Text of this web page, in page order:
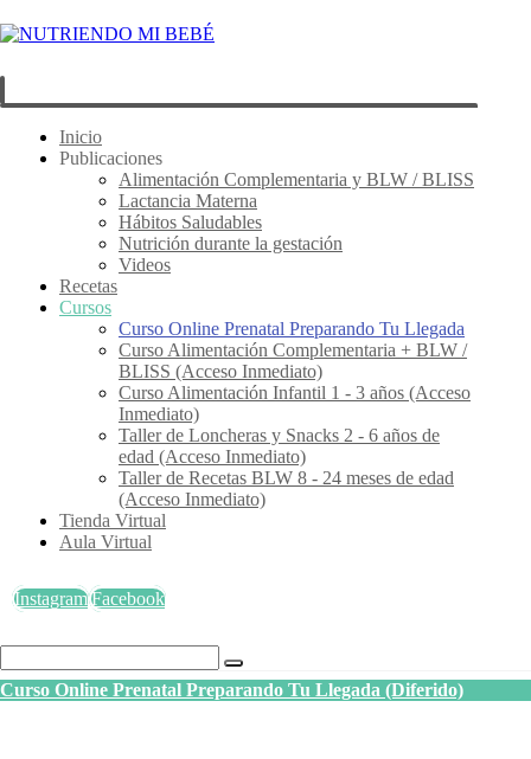
Inicio
Publicaciones
Alimentación Complementaria y BLW / BLISS
Lactancia Materna
Hábitos Saludables
Nutrición durante la gestación
Videos
Recetas
Cursos
Curso Online Prenatal Preparando Tu Llegada
Curso Alimentación Complementaria + BLW /
BLISS (Acceso Inmediato)
Curso Alimentación Infantil 1 - 3 años (Acceso
Inmediato)
Taller de Loncheras y Snacks 2 - 6 años de
edad (Acceso Inmediato)
Taller de Recetas BLW 8 - 24 meses de edad
(Acceso Inmediato)
Tienda Virtual
Aula Virtual
InstagramFacebook
Curso Online Prenatal Preparando Tu Llegada (Diferido)